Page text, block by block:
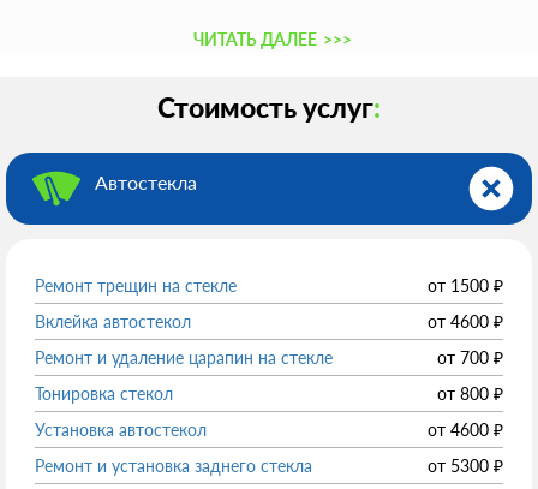
ЧИТАТЬ ДАЛЕЕ >>>
Стоимость услуг:
Автостекла
Ремонт трещин на стекле от 1500 ₽
Вклейка автостекол
от 4600 ₽
Ремонт и удаление царапин на стекле
от 700 ₽
Тонировка стекол
от 800 ₽
Установка автостекол
от 4600 ₽
Ремонт и установка заднего стекла
от 5300 ₽